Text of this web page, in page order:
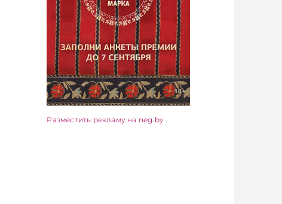
Разместить рекламу на neg.by